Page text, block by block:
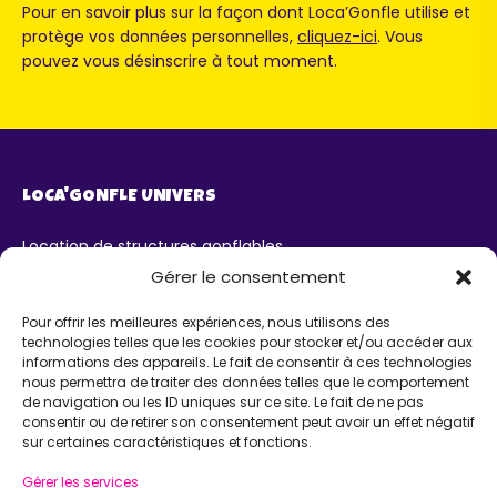
Gérer le consentement
Pour offrir les meilleures expériences, nous utilisons des
technologies telles que les cookies pour stocker et/ou accéder aux
informations des appareils. Le fait de consentir à ces technologies
nous permettra de traiter des données telles que le comportement
de navigation ou les ID uniques sur ce site. Le fait de ne pas
consentir ou de retirer son consentement peut avoir un effet négatif
sur certaines caractéristiques et fonctions.
Gérer les services
Pour en savoir plus sur la façon dont Loca’Gonfle utilise et
protège vos données personnelles, cliquez-ici. Vous
pouvez vous désinscrire à tout moment.
LOCA'GONFLE UNIVERS
Location de structures gonflables
Parc Loca'Gonfle XXL Colmar
Karting ludo-éducatif
AIDE
Chatbot IA Maurice
Infos pratiques
INFORMATIONS